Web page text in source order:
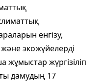
енгізу,
және экожүйелерді
жүргізіліп
дамудың 17